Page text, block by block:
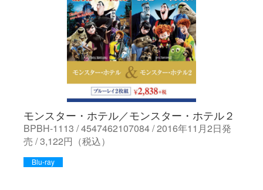
モンスター・ホテル／モンスター・ホテル２
BPBH-1113 / 4547462107084 / 2016年11月2日発
売 / 3,122円（税込）
Blu-ray